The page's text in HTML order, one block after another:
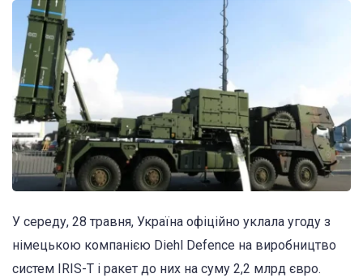
У середу, 28 травня, Україна офіційно уклала угоду з
німецькою компанією Diehl Defence на виробництво
систем IRIS-T і ракет до них на суму 2,2 млрд євро.